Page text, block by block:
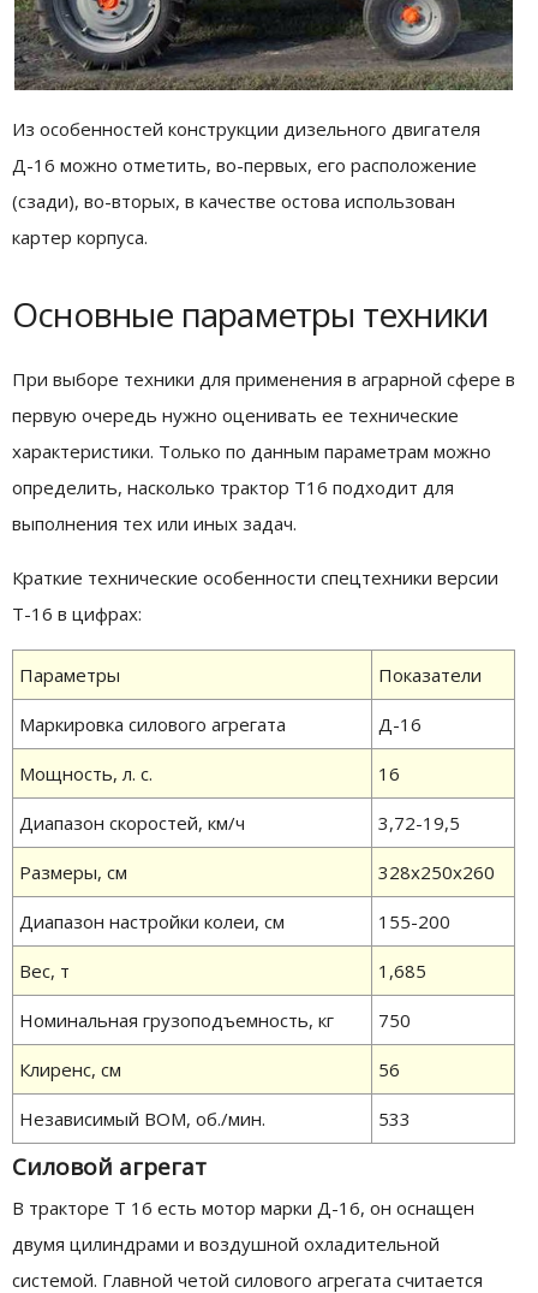
Из особенностей конструкции дизельного двигателя
Д-16 можно отметить, во-первых, его расположение
(сзади), во-вторых, в качестве остова использован
картер корпуса.
Основные параметры техники
При выборе техники для применения в аграрной сфере в
первую очередь нужно оценивать ее технические
характеристики. Только по данным параметрам можно
определить, насколько трактор Т16 подходит для
выполнения тех или иных задач.
Краткие технические особенности спецтехники версии
Т-16 в цифрах:
Параметры Показатели
Маркировка силового агрегата Д-16
Мощность, л. с. 16
Диапазон скоростей, км/ч 3,72-19,5
Размеры, см 328х250х260
Диапазон настройки колеи, см 155-200
Вес, т 1,685
Номинальная грузоподъемность, кг 750
Клиренс, см 56
Независимый ВОМ, об./мин. 533
Силовой агрегат
В тракторе Т 16 есть мотор марки Д-16, он оснащен
двумя цилиндрами и воздушной охладительной
системой. Главной четой силового агрегата считается